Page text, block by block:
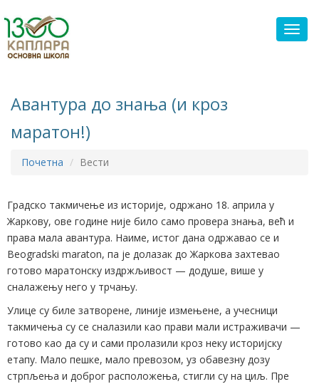
Авантура до знања (и кроз
маратон!)
Почетна Вести
Градско такмичење из историје, одржано 18. априла у
Жаркову, ове године није било само провера знања, већ и
права мала авантура. Наиме, истог дана одржавао се и
Beogradski maraton, па је долазак до Жаркова захтевао
готово маратонску издржљивост — додуше, више у
сналaжењу него у трчању.
Улице су биле затворене, линије измењене, а учесници
такмичења су се сналазили као прави мали истраживачи —
готово као да су и сами пролазили кроз неку историјску
етапу. Мало пешке, мало превозом, уз обавезну дозу
стрпљења и доброг расположења, стигли су на циљ. Пре